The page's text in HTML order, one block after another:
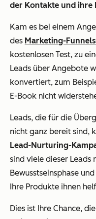
der Kontakte und ihre
Kam es bei einem
des Marketing-Funnels
kostenlosen Test, zu
Leads über Angebote
konvertiert, zum
E-Book nicht
Leads, die für die
nicht ganz bereit sind,
Lead-Nurturing-
sind viele dieser Leads
Bewusstseinsphase
Ihre Produkte ihnen
Dies ist Ihre Chance,